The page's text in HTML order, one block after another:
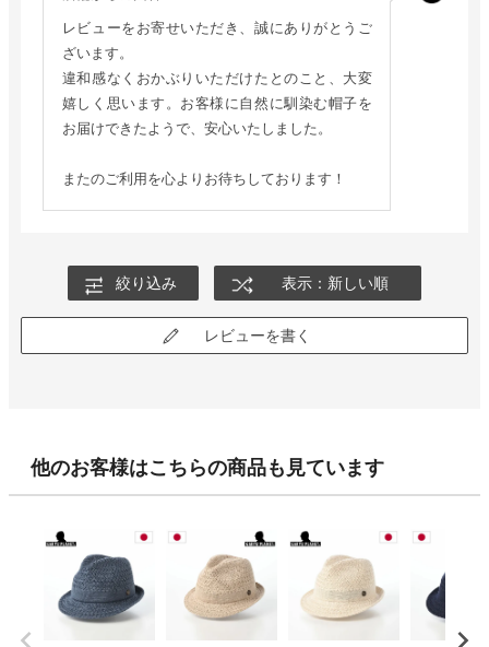
レビューをお寄せいただき、誠にありがとうご
ざいます。
違和感なくおかぶりいただけたとのこと、大変
嬉しく思います。お客様に自然に馴染む帽子を
お届けできたようで、安心いたしました。
またのご利用を心よりお待ちしております！
絞り込み 表示：新しい順
レビューを書く
他のお客様はこちらの商品も見ています